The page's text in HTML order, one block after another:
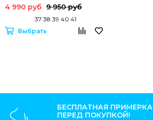
4 990 руб 9 950 руб
37 38 39 40 41
Выбрать
БЕСПЛАТНАЯ ПРИМЕРКА
ПЕРЕД ПОКУПКОЙ!